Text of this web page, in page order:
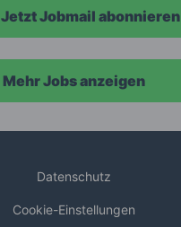
Jetzt Jobmail abonnieren
Mehr Jobs anzeigen
Datenschutz
Cookie-Einstellungen